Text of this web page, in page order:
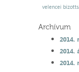
velencei
Archívum
2014.
2014.
2014.